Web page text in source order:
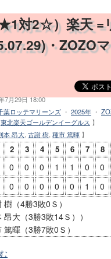
対2☆）楽天 =
・ZOZO
7月29日 18:00
葉ロッテマリーンズ ・ 2025年 ・
東北楽天ゴールデンイーグルス 】
本 昂大, 古謝 樹, 種市 篤暉 】
2 3 4 5 6 7 8
0 0 0 1 1 0 0
0 0 0 0 0 1 0
（4勝3敗0Ｓ）
昂大（3勝3敗14Ｓ））
暉（3勝7敗0Ｓ）